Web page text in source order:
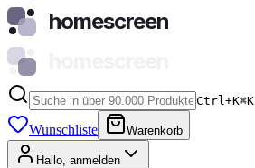
homescreen
Ctrl+K⌘K
Wunschliste Warenkorb
Hallo, anmelden